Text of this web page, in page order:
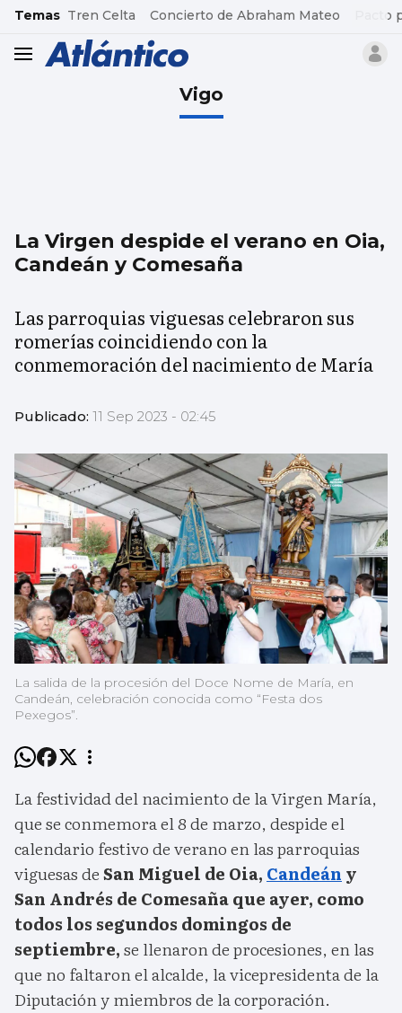
common.go-to-content
Temas Tren Celta Concierto de Abraham Mateo Pacto
header.menu.open
Vigo
La Virgen despide el verano en Oia,
Candeán y Comesaña
Las parroquias viguesas celebraron sus
romerías coincidiendo con la
conmemoración del nacimiento de María
Publicado: 11 Sep 2023 - 02:45
La salida de la procesión del Doce Nome de María, en
Candeán, celebración conocida como “Festa dos
Pexegos”.
La festividad del nacimiento de la Virgen María,
que se conmemora el 8 de marzo, despide el
calendario festivo de verano en las parroquias
viguesas deSan Miguel de Oia, Candeán y
San Andrés de Comesaña que ayer, como
todos los segundos domingos de
septiembre,se llenaron de procesiones, en las
que no faltaron el alcalde, la vicepresidenta de la
Diputación y miembros de la corporación.